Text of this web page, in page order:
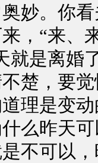
妙。你
，“来、
就是离婚
楚，要
是变动
么昨天
不可以